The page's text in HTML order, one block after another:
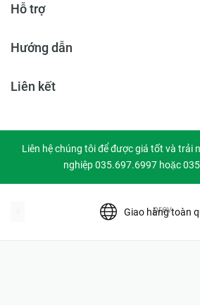
Hỗ trợ
Hướng dẫn
Liên kết
Liên hệ chúng tôi để được giá tốt và trải
nghiệp 035.697.6997 hoặc
Giao hàng toàn
prev